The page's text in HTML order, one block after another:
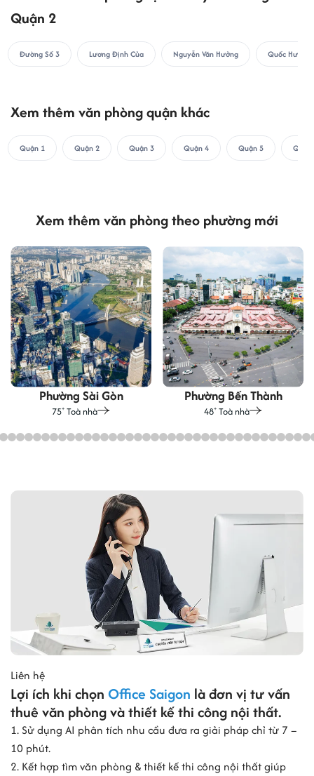
Quận 2
Đường Số 3 Lương Định Của Nguyễn Văn Hưởng Quốc Hương
Xem thêm văn phòng quận khác
Quận 1 Quận 2 Quận 3 Quận 4 Quận 5 Quận
Xem thêm văn phòng theo phường mới
Phường Sài Gòn
75+ Toà nhà
Phường Bến Thành
48+ Toà nhà
Liên hệ
Lợi ích khi chọn Office Saigon là đơn vị tư vấn
thuê văn phòng và thiết kế thi công nội thất.
1. Sử dụng AI phân tích nhu cầu đưa ra giải pháp chỉ từ 7 –
10 phút.
2. Kết hợp tìm văn phòng & thiết kế thi công nội thất giúp